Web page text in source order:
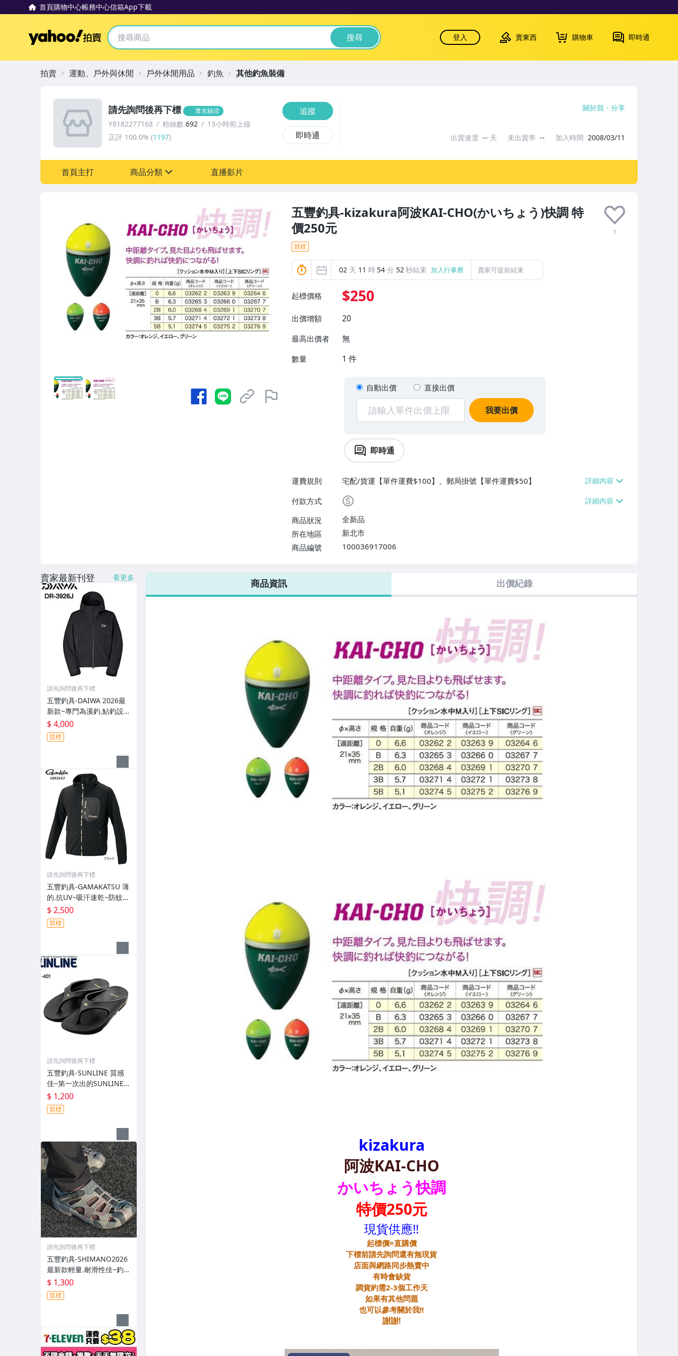
首頁購物中心帳務中心信箱App下載
Yahoo拍賣 搜尋 登入 賣東西 購物車 即時通
五豐釣具-kizakura阿波KAI-CHO(かいちょう)快調 特
價250元
1
競標
02 天 11 時 54 分 50秒結束 加入行事曆 賣家可提前結束
起標價格 $250
出價增額 20
最高出價者 無
數量 1 件
自動出價 直接出價
我要出價
即時通
運費規則
宅配/貨運【單件運費$100】、郵局掛號【單件運費$50】
付款方式
商品狀況
全新品
所在地區
新北市
商品編號
100036917006
請先詢問後再下標 實名驗證
Y8182277168 粉絲數 692
13小時前上線
正評 100.0% (1197)
追蹤
即時通
關於我 分享
出貨速度 -- 天 未出貨率 -- 加入時間 2008/03/11
首頁主打 商品分類 直播影片
拍賣 運動、戶外與休閒 戶外休閒用品 釣魚 其他釣魚裝備
商品資訊 出價紀錄
賣家最新刊登 看更多
請先詢問後再下標
五豐釣具-DAIWA 2026最
新款~專門為溪釣.鮎釣設計
的~輕便.薄的短版防水雨衣
DR-3926J外套特價4000元
$ 4,000
競標
請先詢問後再下標
五豐釣具-GAMAKATSU 薄
的.抗UV~吸汗速乾~防蚊~
有伸縮彈性付帽防曬外套
GM-3547 特價2000元
$ 2,500
競標
請先詢問後再下標
五豐釣具-SUNLINE 質感
佳~第一次出的SUNLINE金
獅子人字夾腳拖鞋SUS-40
1特價1200元
$ 1,200
競標
請先詢問後再下標
五豐釣具-SHIMANO2026
最新款輕量.耐滑性佳~釣魚
專用布希涼鞋 FS-091I特價
1300元
$ 1,300
競標